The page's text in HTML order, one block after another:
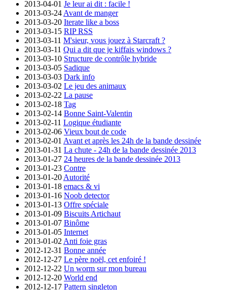
2013-04-01 Je leur ai dit : facile !
2013-03-24 Avant de manger
2013-03-20 Iterate like a boss
2013-03-15 RIP RSS
2013-03-11 M'sieur, vous jouez à Starcraft ?
2013-03-11 Qui a dit que je kiffais windows ?
2013-03-10 Structure de contrôle hybride
2013-03-05 Sadique
2013-03-03 Dark info
2013-03-02 Le jeu des animaux
2013-02-22 La pause
2013-02-18 Tag
2013-02-14 Bonne Saint-Valentin
2013-02-11 Logique étudiante
2013-02-06 Vieux bout de code
2013-02-01 Avant et après les 24h de la bande dessinée
2013-01-31 La chute - 24h de la bande dessinée 2013
2013-01-27 24 heures de la bande dessinée 2013
2013-01-23 Contre
2013-01-20 Autorité
2013-01-18 emacs & vi
2013-01-16 Noob detector
2013-01-13 Offre spéciale
2013-01-09 Biscuits Artichaut
2013-01-07 Binôme
2013-01-05 Internet
2013-01-02 Anti foie gras
2012-12-31 Bonne année
2012-12-27 Le père noël, cet enfoiré !
2012-12-22 Un worm sur mon bureau
2012-12-20 World end
2012-12-17 Pattern singleton